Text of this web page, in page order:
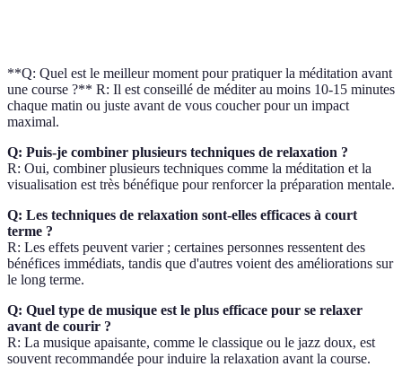
**Q: Quel est le meilleur moment pour pratiquer la méditation avant
une course ?** R: Il est conseillé de méditer au moins 10-15 minutes
chaque matin ou juste avant de vous coucher pour un impact
maximal.
Q: Puis-je combiner plusieurs techniques de relaxation ?
R: Oui, combiner plusieurs techniques comme la méditation et la
visualisation est très bénéfique pour renforcer la préparation mentale.
Q: Les techniques de relaxation sont-elles efficaces à court
terme ?
R: Les effets peuvent varier ; certaines personnes ressentent des
bénéfices immédiats, tandis que d'autres voient des améliorations sur
le long terme.
Q: Quel type de musique est le plus efficace pour se relaxer
avant de courir ?
R: La musique apaisante, comme le classique ou le jazz doux, est
souvent recommandée pour induire la relaxation avant la course.